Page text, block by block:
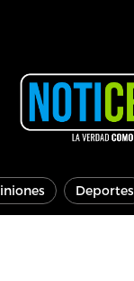
Deportes